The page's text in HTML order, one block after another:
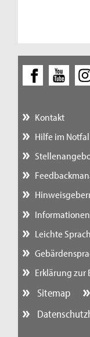
Kontakt
Hilfe im
Leichte
Erklärung zur
Sitemap